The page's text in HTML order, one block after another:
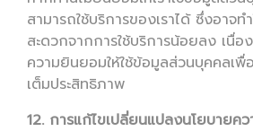
สามารถใช้บริการของเราได้ ซึ่งอาจท
สะดวกจากการใช้บริการน้อยลง เนื่อ
ความยินยอมให้ใช้ข้อมูลส่วนบุคคลเ
เต็มประสิทธิภาพ
12. การแก้ไขเปลี่ยนแปลงนโยบายค